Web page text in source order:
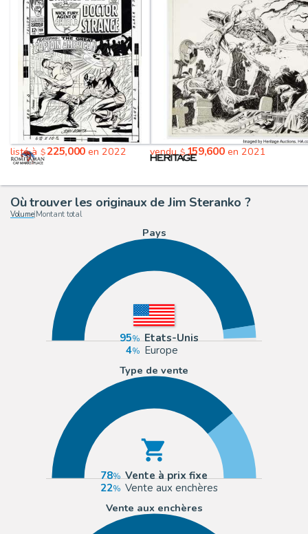
listé à $225,000 en 2022 vendu$159,600en 2021
Où trouver les originaux de Jim Steranko ?
Volume| Montant total
Pays
95
Etats-Unis
4
Europe
Type de vente
78
Vente à prix fixe
22
Vente aux enchères
Vente aux enchères